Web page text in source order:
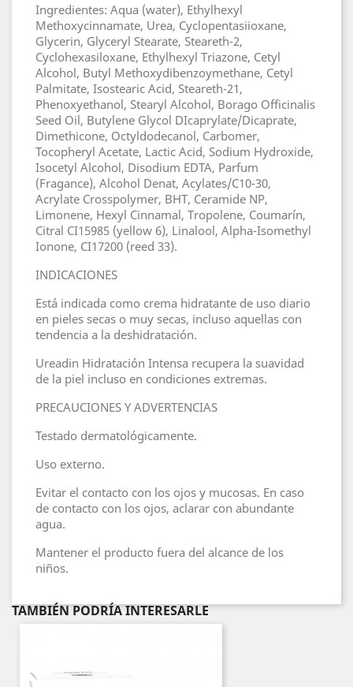
Ingredientes: Aqua (water), Ethylhexyl
Methoxycinnamate, Urea, Cyclopentasiioxane,
Glycerin, Glyceryl Stearate, Steareth-2,
Cyclohexasiloxane, Ethylhexyl Triazone, Cetyl
Alcohol, Butyl Methoxydibenzoymethane, Cetyl
Palmitate, Isostearic Acid, Steareth-21,
Phenoxyethanol, Stearyl Alcohol, Borago Officinalis
Seed Oil, Butylene Glycol DIcaprylate/Dicaprate,
Dimethicone, Octyldodecanol, Carbomer,
Tocopheryl Acetate, Lactic Acid, Sodium Hydroxide,
Isocetyl Alcohol, Disodium EDTA, Parfum
(Fragance), Alcohol Denat, Acylates/C10-30,
Acrylate Crosspolymer, BHT, Ceramide NP,
Limonene, Hexyl Cinnamal, Tropolene, Coumarín,
Citral CI15985 (yellow 6), Linalool, Alpha-Isomethyl
Ionone, CI17200 (reed 33).
INDICACIONES
Está indicada como crema hidratante de uso diario
en pieles secas o muy secas, incluso aquellas con
tendencia a la deshidratación.
Ureadin Hidratación Intensa recupera la suavidad
de la piel incluso en condiciones extremas.
PRECAUCIONES Y ADVERTENCIAS
Testado dermatológicamente.
Uso externo.
Evitar el contacto con los ojos y mucosas. En caso
de contacto con los ojos, aclarar con abundante
agua.
Mantener el producto fuera del alcance de los
niños.
TAMBIÉN PODRÍA INTERESARLE